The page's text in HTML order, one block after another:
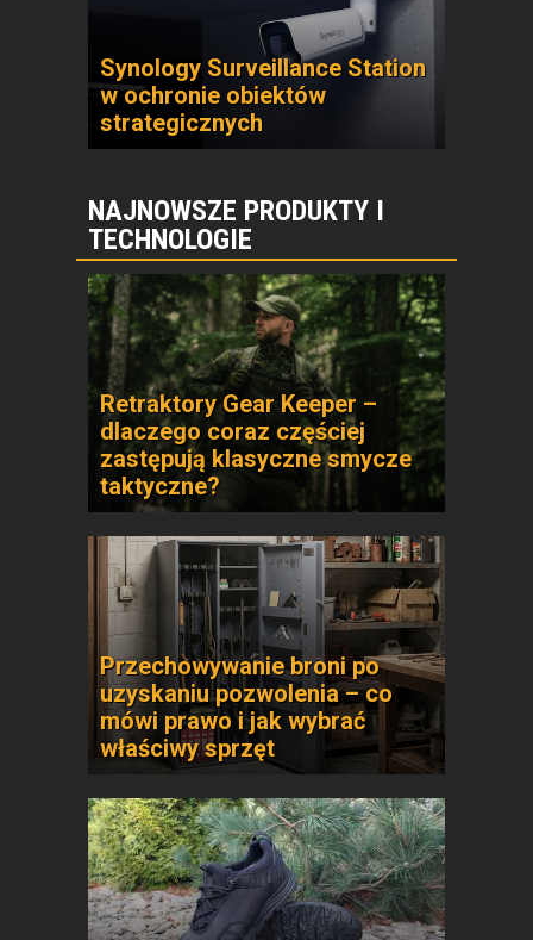
Synology Surveillance Station
w ochronie obiektów
strategicznych
NAJNOWSZE PRODUKTY I
TECHNOLOGIE
Retraktory Gear Keeper –
dlaczego coraz częściej
zastępują klasyczne smycze
taktyczne?
Przechowywanie broni po
uzyskaniu pozwolenia – co
mówi prawo i jak wybrać
właściwy sprzęt